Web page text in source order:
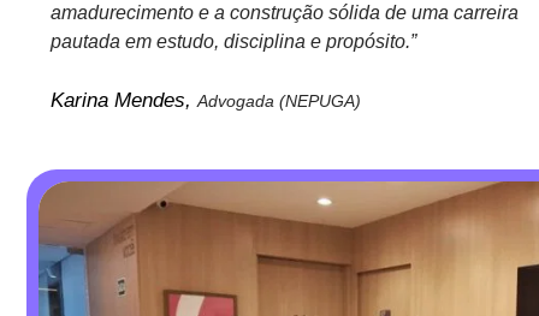
amadurecimento e a construção sólida de uma carreira
pautada em estudo, disciplina e propósito.”
Karina Mendes, Advogada (NEPUGA)